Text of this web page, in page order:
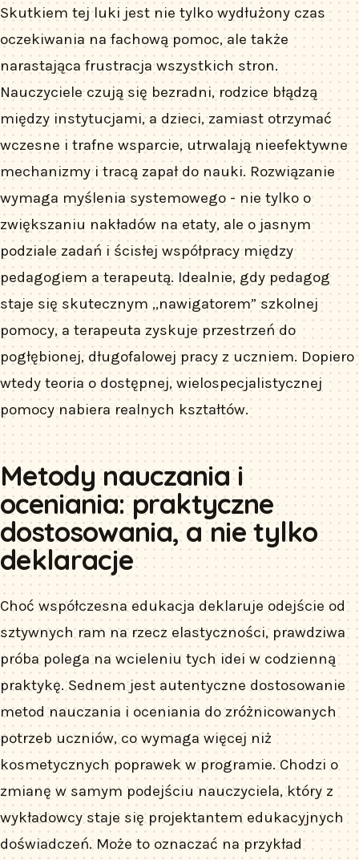
Skutkiem tej luki jest nie tylko wydłużony czas
oczekiwania na fachową pomoc, ale także
narastająca frustracja wszystkich stron.
Nauczyciele czują się bezradni, rodzice błądzą
między instytucjami, a dzieci, zamiast otrzymać
wczesne i trafne wsparcie, utrwalają nieefektywne
mechanizmy i tracą zapał do nauki. Rozwiązanie
wymaga myślenia systemowego - nie tylko o
zwiększaniu nakładów na etaty, ale o jasnym
podziale zadań i ścisłej współpracy między
pedagogiem a terapeutą. Idealnie, gdy pedagog
staje się skutecznym „nawigatorem” szkolnej
pomocy, a terapeuta zyskuje przestrzeń do
pogłębionej, długofalowej pracy z uczniem. Dopiero
wtedy teoria o dostępnej, wielospecjalistycznej
pomocy nabiera realnych kształtów.
Metody nauczania i
oceniania: praktyczne
dostosowania, a nie tylko
deklaracje
Choć współczesna edukacja deklaruje odejście od
sztywnych ram na rzecz elastyczności, prawdziwa
próba polega na wcieleniu tych idei w codzienną
praktykę. Sednem jest autentyczne dostosowanie
metod nauczania i oceniania do zróżnicowanych
potrzeb uczniów, co wymaga więcej niż
kosmetycznych poprawek w programie. Chodzi o
zmianę w samym podejściu nauczyciela, który z
wykładowcy staje się projektantem edukacyjnych
doświadczeń. Może to oznaczać na przykład